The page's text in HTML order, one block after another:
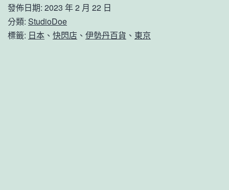
發佈日期: 2023 年 2 月 22 日
分類: StudioDoe
標籤: 日本 、 快閃店 、 伊勢丹百貨 、 東京